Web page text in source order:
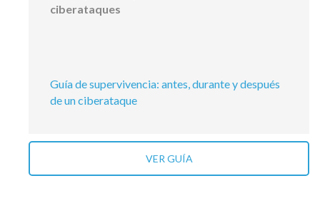
ciberataques
Guía de supervivencia: antes, durante y después
de un ciberataque
VER GUÍA